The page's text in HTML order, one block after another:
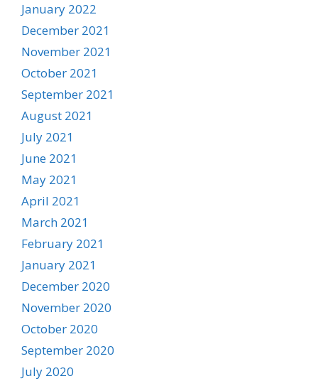
January 2022
December 2021
November 2021
October 2021
September 2021
August 2021
July 2021
June 2021
May 2021
April 2021
March 2021
February 2021
January 2021
December 2020
November 2020
October 2020
September 2020
July 2020